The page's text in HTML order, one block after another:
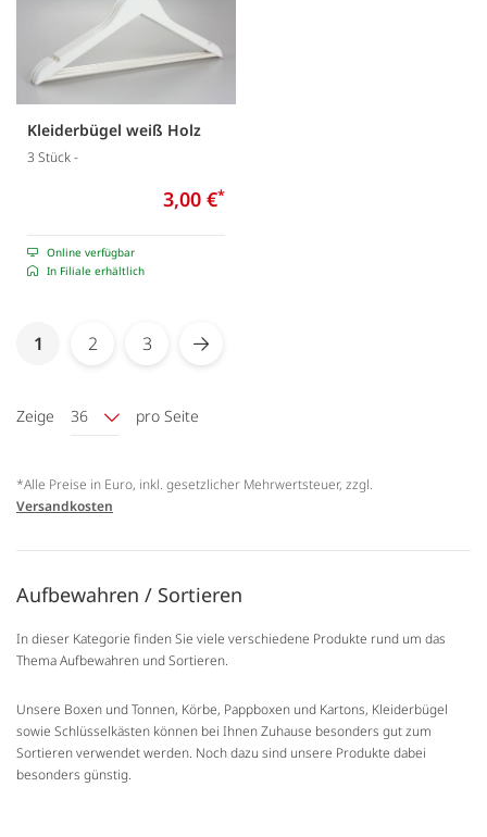
Kleiderbügel weiß Holz
3 Stück -
3,00 €*
Online verfügbar
In Filiale erhältlich
SeiteYou're currently reading page
1 Seite
2 Seite
3 Seite
Weiter
Zeige 36 pro Seite
*Alle Preise in Euro, inkl. gesetzlicher Mehrwertsteuer, zzgl.
Versandkosten
Aufbewahren / Sortieren
In dieser Kategorie finden Sie viele verschiedene Produkte rund um das
Thema Aufbewahren und Sortieren.
Unsere Boxen und Tonnen, Körbe, Pappboxen und Kartons, Kleiderbügel
sowie Schlüsselkästen können bei Ihnen Zuhause besonders gut zum
Sortieren verwendet werden. Noch dazu sind unsere Produkte dabei
besonders günstig.